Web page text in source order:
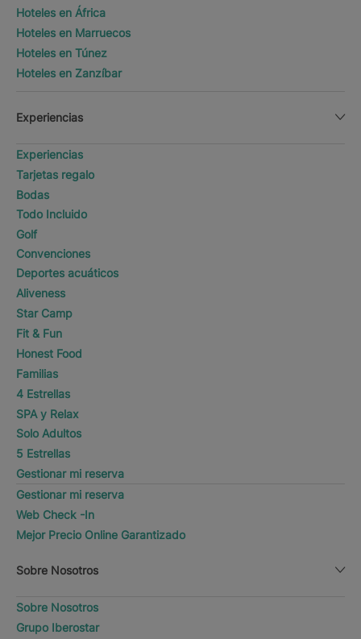
Hoteles en África
Hoteles en Marruecos
Hoteles en Túnez
Hoteles en Zanzíbar
Experiencias
Experiencias
Tarjetas regalo
Bodas
Todo Incluido
Golf
Convenciones
Deportes acuáticos
Aliveness
Star Camp
Fit & Fun
Honest Food
Familias
4 Estrellas
SPA y Relax
Solo Adultos
5 Estrellas
Gestionar mi reserva
Gestionar mi reserva
Web Check -In
Mejor Precio Online Garantizado
Sobre Nosotros
Sobre Nosotros
Grupo Iberostar